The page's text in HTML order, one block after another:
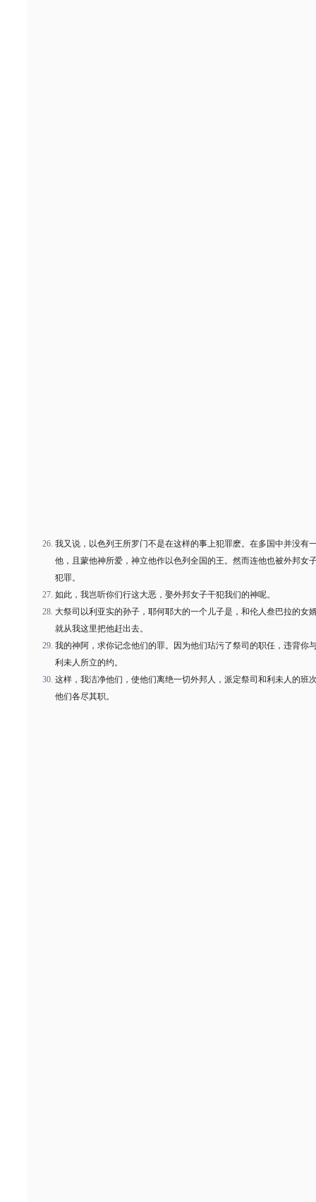
我又说，以色列王所罗门不是在这样的事上犯罪麽。在多国中并没有
他，且蒙他神所爱，神立他作以色列全国的王。然而连他也被外邦女
犯罪。
如此，我岂听你们行这大恶，娶外邦女子干犯我们的神呢。
大祭司以利亚实的孙子，耶何耶大的一个儿子是，和伦人叁巴拉的女
就从我这里把他赶出去。
我的神阿，求你记念他们的罪。因为他们玷污了祭司的职任，违背你
利未人所立的约。
这样，我洁净他们，使他们离绝一切外邦人，派定祭司和利未人的班
他们各尽其职。